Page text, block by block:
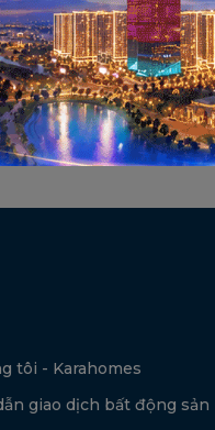
quý khách hàng!
tôi - Karahomes
giao dịch bất động sản